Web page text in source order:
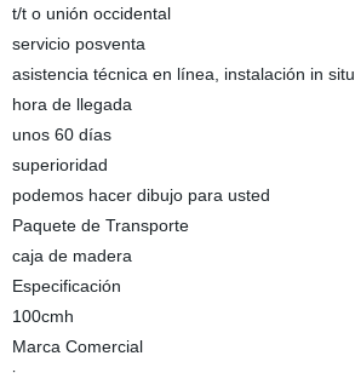
t/t o unión occidental
servicio posventa
asistencia técnica en línea, instalación in situ
hora de llegada
unos 60 días
superioridad
podemos hacer dibujo para usted
Paquete de Transporte
caja de madera
Especificación
100cmh
Marca Comercial